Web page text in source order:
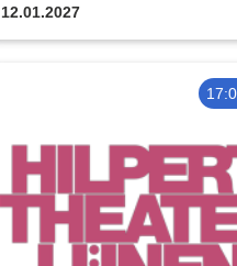
technische Verstärkung
12.01.2027